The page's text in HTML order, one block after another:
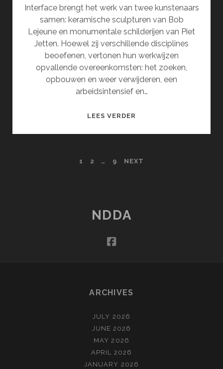
Interface brengt het werk van twee kunstenaars
samen: keramische sculpturen van Bob
Lejeune en monumentale schilderijen van Piet
Jetten. Hoewel zij verschillende disciplines
beoefenen, vertonen hun werkwijzen
opvallende overeenkomsten: het zoeken,
opbouwen en weer verwijderen, een
arbeidsintensief en…
LEES VERDER
1 2 … 9 NEXT
NDDA
facebook
ARCHIVES
JULY 2026
JUNE 2026
MAY 2026
APRIL 2026
JANUARY 2026